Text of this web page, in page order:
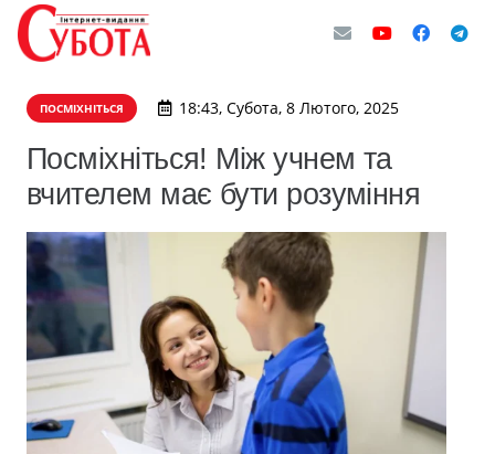
ПОСМІХНІТЬСЯ 18:43, Субота, 8 Лютого, 2025
Посміхніться! Між учнем та
вчителем має бути розуміння